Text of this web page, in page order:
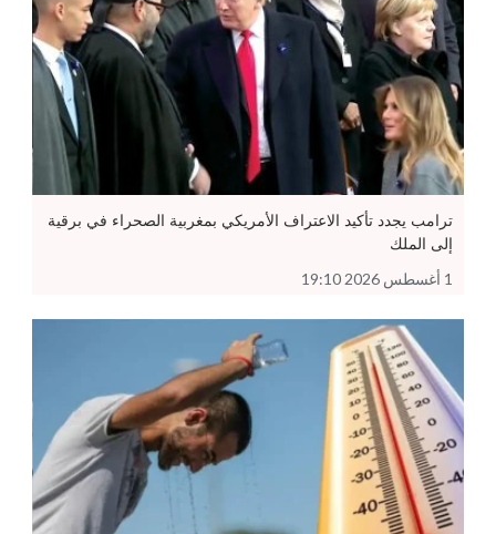
ترامب يجدد تأكيد الاعتراف الأمريكي بمغربية الصحراء في برقية
إلى الملك
1 أغسطس 2026 19:10